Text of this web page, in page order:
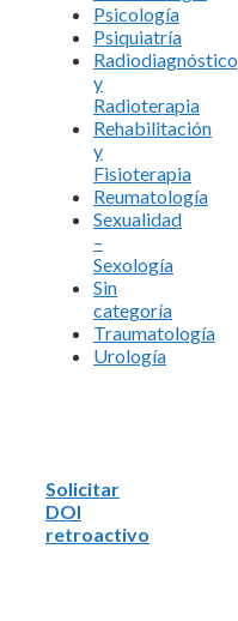
Psicología
Psiquiatría
Radiodiagnóstico
y
Radioterapia
Rehabilitación
y
Fisioterapia
Reumatología
Sexualidad
–
Sexología
Sin
categoría
Traumatología
Urología
Solicitar
DOI
retroactivo